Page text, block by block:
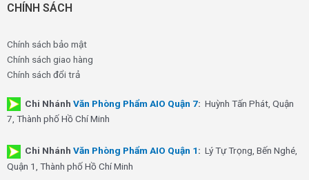
CHÍNH SÁCH
Chính sách bảo mật
Chính sách giao hàng
Chính sách đổi trả
Chi Nhánh Văn Phòng Phẩm AIO Quận 7: Huỳnh Tấn Phát, Quận
7, Thành phố Hồ Chí Minh
Chi Nhánh Văn Phòng Phẩm AIO Quận 1: Lý Tự Trọng, Bến Nghé,
Quận 1, Thành phố Hồ Chí Minh